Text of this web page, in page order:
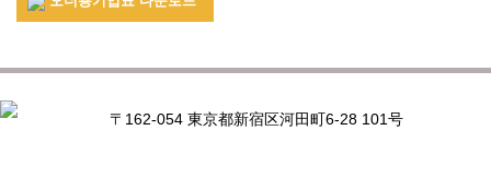
〒162-054 東京都新宿区河田町6-28 101号